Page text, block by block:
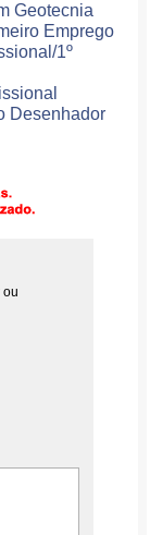
Geotecnia
Emprego
1º
Desenhador
ou